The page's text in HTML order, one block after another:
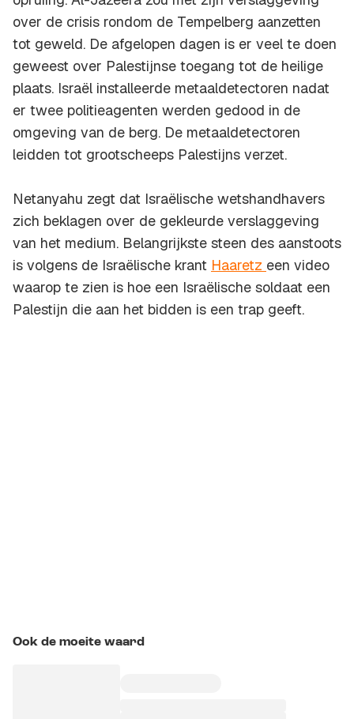
over de crisis rondom de Tempelberg aanzetten
tot geweld. De afgelopen dagen is er veel te doen
geweest over Palestijnse toegang tot de heilige
plaats. Israël installeerde metaaldetectoren nadat
er twee politieagenten werden gedood in de
omgeving van de berg. De metaaldetectoren
leidden tot grootscheeps Palestijns verzet.
Netanyahu zegt dat Israëlische wetshandhavers
zich beklagen over de gekleurde verslaggeving
van het medium. Belangrijkste steen des aanstoots
is volgens de Israëlische krant Haaretz een video
waarop te zien is hoe een Israëlische soldaat een
Palestijn die aan het bidden is een trap geeft.
Ook de moeite waard